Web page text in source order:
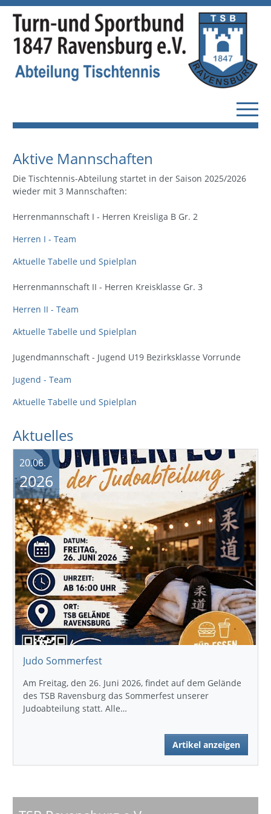
Aktive Mannschaften
Die Tischtennis-Abteilung startet in der Saison 2025/2026
wieder mit 3 Mannschaften:
Herrenmannschaft I - Herren Kreisliga B Gr. 2
Herren I - Team
Aktuelle Tabelle und Spielplan
Herrenmannschaft II - Herren Kreisklasse Gr. 3
Herren II - Team
Aktuelle Tabelle und Spielplan
Jugendmannschaft - Jugend U19 Bezirksklasse Vorrunde
Jugend - Team
Aktuelle Tabelle und Spielplan
Aktuelles
Judo Sommerfest
Am Freitag, den 26. Juni 2026, findet auf dem Gelände
des TSB Ravensburg das Sommerfest unserer
Judoabteilung statt. Alle…
Artikel anzeigen
20.06.
2026